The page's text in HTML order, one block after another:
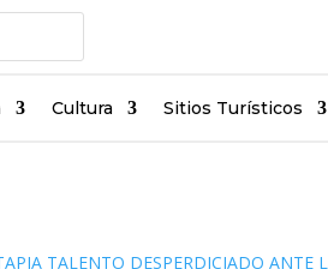
Cultura Sitios Turísticos